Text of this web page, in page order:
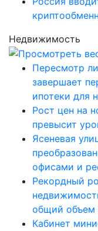
Недвижимость
Пересмотр
завершает
ипотеки для
Рост цен на
превысит
Ясеневая
офисами и
Рекордный
общий объем
Кабинет